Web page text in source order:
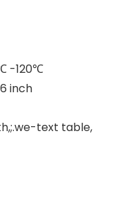
-120℃
inch
text table,